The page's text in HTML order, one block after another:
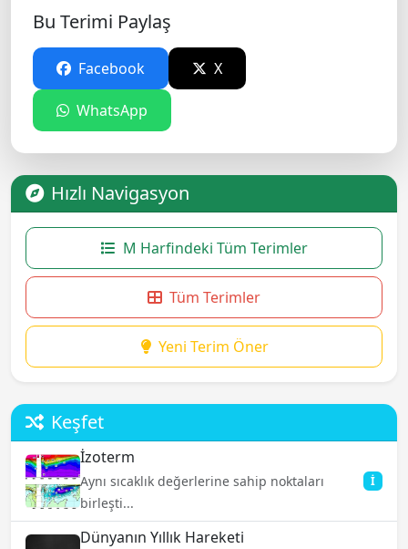
Bu Terimi Paylaş
Facebook X
WhatsApp
Hızlı Navigasyon
M Harfindeki Tüm Terimler
Tüm Terimler
Yeni Terim Öner
Keşfet
İzoterm
Aynı sıcaklık değerlerine sahip noktaları
birleşti...
İ
Dünyanın Yıllık Hareketi